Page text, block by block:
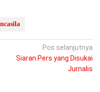
Pos selanjutnya
Siaran Pers yang Disukai
Jurnalis